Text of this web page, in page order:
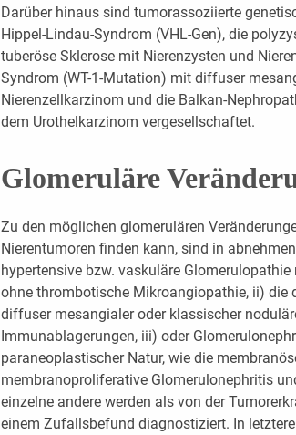
Darüber hinaus sind tumorassoziierte
Hippel-Lindau-Syndrom (VHL-Gen), die
tuberöse Sklerose mit Nierenzysten und
Syndrom (WT-1-Mutation) mit diffuser
Nierenzellkarzinom und die Balkan-
dem Urothelkarzinom vergesellschaftet.
Glomeruläre
Zu den möglichen glomerulären
Nierentumoren finden kann, sind in
hypertensive bzw. vaskuläre
ohne thrombotische Mikroangiopathie, ii) die
diffuser mesangialer oder klassischer
Immunablagerungen, iii) oder
paraneoplastischer Natur, wie die
membranoproliferative Glomerulonephritis
einzelne andere werden als von der
einem Zufallsbefund diagnostiziert. In